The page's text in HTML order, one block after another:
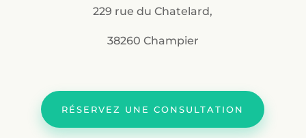
229 rue du Chatelard,
38260 Champier
RÉSERVEZ UNE CONSULTATION